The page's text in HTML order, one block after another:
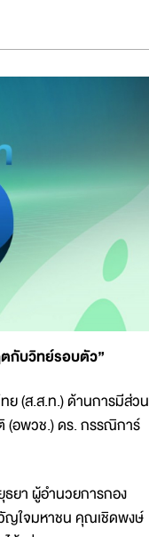
กับวิทย์รอบตัว”
ทย (ส.ส.ท.) ด้านการมีส่วน
(อพวช.) ดร. กรรณิการ์
ยา ผู้อำนวยการกอง
ญใจมหาชน คุณเชิดพงษ์